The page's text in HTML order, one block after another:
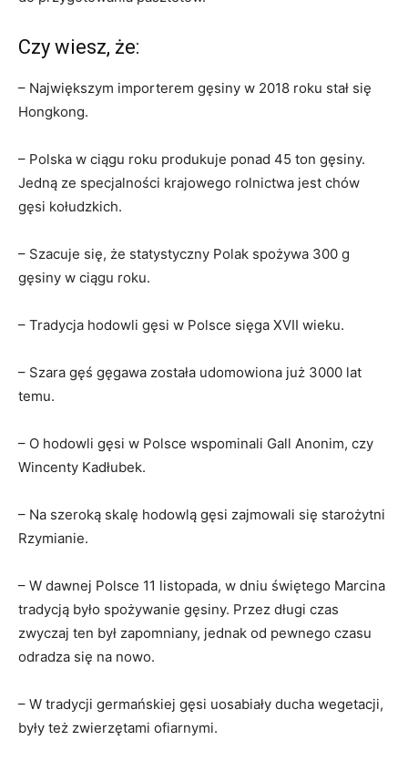
Czy wiesz, że:
– Największym importerem gęsiny w 2018 roku stał się
Hongkong.
– Polska w ciągu roku produkuje ponad 45 ton gęsiny.
Jedną ze specjalności krajowego rolnictwa jest chów
gęsi kołudzkich.
– Szacuje się, że statystyczny Polak spożywa 300 g
gęsiny w ciągu roku.
– Tradycja hodowli gęsi w Polsce sięga XVII wieku.
– Szara gęś gęgawa została udomowiona już 3000 lat
temu.
– O hodowli gęsi w Polsce wspominali Gall Anonim, czy
Wincenty Kadłubek.
– Na szeroką skalę hodowlą gęsi zajmowali się starożytni
Rzymianie.
– W dawnej Polsce 11 listopada, w dniu świętego Marcina
tradycją było spożywanie gęsiny. Przez długi czas
zwyczaj ten był zapomniany, jednak od pewnego czasu
odradza się na nowo.
– W tradycji germańskiej gęsi uosabiały ducha wegetacji,
były też zwierzętami ofiarnymi.